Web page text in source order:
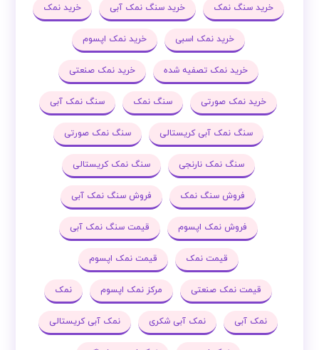
خرید سنگ نمک خرید سنگ نمک آبی خرید نمک
خرید نمک اسبی خرید نمک اپسوم
خرید نمک تصفیه شده خرید نمک صنعتی
خرید نمک صورتی سنگ نمک سنگ نمک آبی
سنگ نمک آبی کریستالی سنگ نمک صورتی
سنگ نمک نارنجی سنگ نمک کریستالی
فروش سنگ نمک فروش سنگ نمک آبی
فروش نمک اپسوم قیمت سنگ نمک آبی
قیمت نمک قیمت نمک اپسوم
قیمت نمک صنعتی مرکز نمک اپسوم نمک
نمک آبی نمک آبی شکری نمک آبی کریستالی